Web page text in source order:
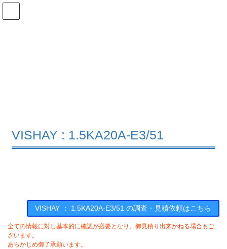
コ
ナ
VISHAY : 1.5KA20A-E3/51
VISHAY ： 1.5KA20A-E3/51 の調査・見積依頼はこちら
全ての情報に対し基本的に確認が必要となり、御見積り出来かねる場合もご
ざいます。
あらかじめ御了承願います。